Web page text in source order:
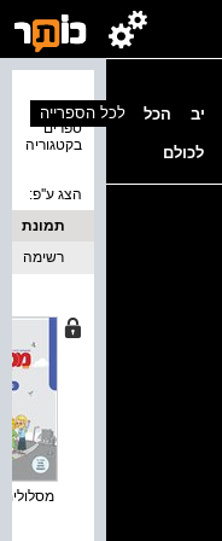
יב הכל
לכולם
ספרים
בקטגוריה
לכל הספרייה
הצג ע''פ:
תמונת
כריכה
רשימה